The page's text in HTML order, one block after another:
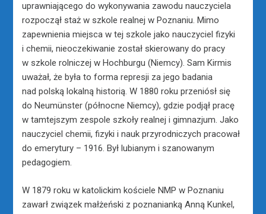
uprawniającego do wykonywania zawodu nauczyciela
rozpoczął staż w szkole realnej w Poznaniu. Mimo
zapewnienia miejsca w tej szkole jako nauczyciel fizyki
i chemii, nieoczekiwanie został skierowany do pracy
w szkole rolniczej w Hochburgu (Niemcy). Sam Kirmis
uważał, że była to forma represji za jego badania
nad polską lokalną historią. W 1880 roku przeniósł się
do Neumünster (północne Niemcy), gdzie podjął pracę
w tamtejszym zespole szkoły realnej i gimnazjum. Jako
nauczyciel chemii, fizyki i nauk przyrodniczych pracował
do emerytury – 1916. Był lubianym i szanowanym
pedagogiem.
W 1879 roku w katolickim kościele NMP w Poznaniu
zawarł związek małżeński z poznanianką Anną Kunkel,